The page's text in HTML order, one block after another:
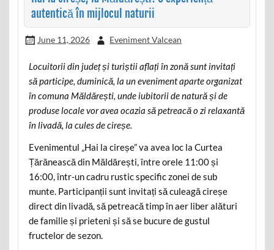
autentică în mijlocul naturii
June 11, 2026 Eveniment Valcean
Locuitorii din județ și turiștii aflați în zonă sunt invitați
să participe, duminică, la un eveniment aparte organizat
în comuna Măldărești, unde iubitorii de natură și de
produse locale vor avea ocazia să petreacă o zi relaxantă
în livadă, la cules de cireșe.
Evenimentul „Hai la cireșe” va avea loc la Curtea
Țărănească din Măldărești, între orele 11:00 și
16:00, într-un cadru rustic specific zonei de sub
munte. Participanții sunt invitați să culeagă cireșe
direct din livadă, să petreacă timp în aer liber alături
de familie și prieteni și să se bucure de gustul
fructelor de sezon.